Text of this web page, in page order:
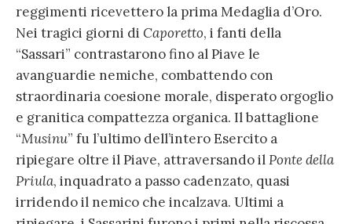
reggimenti ricevettero la prima Medaglia d’Oro.
Nei tragici giorni di Caporetto, i fanti della
“Sassari” contrastarono fino al Piave le
avanguardie nemiche, combattendo con
straordinaria coesione morale, disperato orgoglio
e granitica compattezza organica. Il battaglione
“Musinu” fu l’ultimo dell’intero Esercito a
ripiegare oltre il Piave, attraversando ilPonte della
Priula, inquadrato a passo cadenzato, quasi
irridendo il nemico che incalzava. Ultimi a